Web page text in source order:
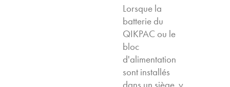
Lorsque la
batterie du
QIKPAC ou le
bloc
d'alimentation
sont installés
dans un siège, y